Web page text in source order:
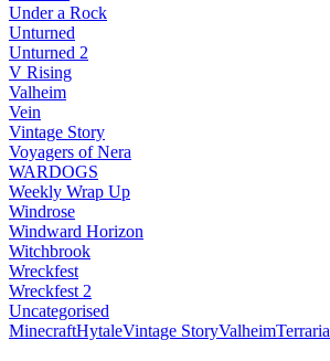
Under a Rock
Unturned
Unturned 2
V Rising
Valheim
Vein
Vintage Story
Voyagers of Nera
WARDOGS
Weekly Wrap Up
Windrose
Windward Horizon
Witchbrook
Wreckfest
Wreckfest 2
Uncategorised
MinecraftHytaleVintage StoryValheimTerraria